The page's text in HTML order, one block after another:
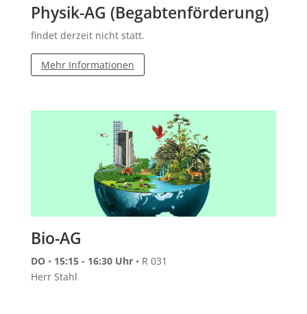
Physik-AG (Begabtenförderung)
findet derzeit nicht statt.
Mehr Informationen
Bio-AG
DO• 15:15 - 16:30 Uhr• R 031
Herr Stahl